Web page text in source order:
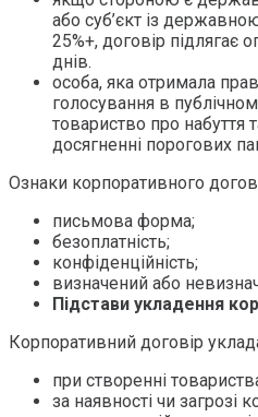
або суб’єкт із
25%+, договір
днів.
особа, яка отримала
голосування в
товариство про набуття
досягненні порогових
Ознаки корпоративного
письмова форма;
безоплатність;
конфіденційність;
визначений або
Підстави укладення
Корпоративний договір
при створенні
за наявності чи загрозі